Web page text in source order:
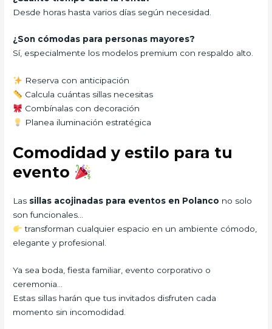
Desde horas hasta varios días según necesidad.
¿Son cómodas para personas mayores?
Sí, especialmente los modelos premium con respaldo alto.
Reserva con anticipación
Calcula cuántas sillas necesitas
Combínalas con decoración
Planea iluminación estratégica
Comodidad y estilo para tu
evento
Las sillas acojinadas para eventos en Polanco no solo
son funcionales…
transforman cualquier espacio en un ambiente cómodo,
elegante y profesional.
Ya sea boda, fiesta familiar, evento corporativo o
ceremonia…
Estas sillas harán que tus invitados disfruten cada
momento sin incomodidad.